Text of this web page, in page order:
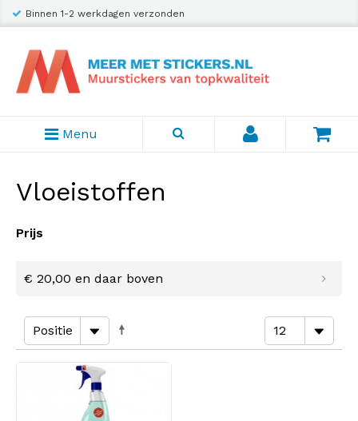
Binnen 1-2 werkdagen verzonden
Menu
Vloeistoffen
Prijs
€ 20,00 en daar boven